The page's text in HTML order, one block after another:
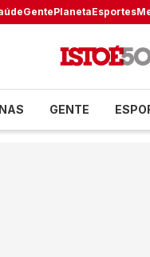
GentePlanetaEsportes
GENTE